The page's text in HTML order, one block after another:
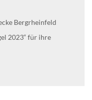
Bergrheinfeld
2023“ für ihre